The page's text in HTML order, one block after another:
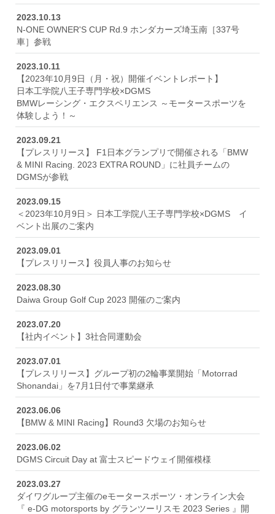
2023.10.13
N-ONE OWNER'S CUP Rd.9 ホンダカーズ埼玉南［337号
車］参戦
2023.10.11
【2023年10月9日（月・祝）開催イベントレポート】
日本工学院八王子専門学校×DGMS
BMWレーシング・エクスペリエンス ～モータースポーツを
体験しよう！～
2023.09.21
【プレスリリース】 F1日本グランプリで開催される「BMW
& MINI Racing. 2023 EXTRA ROUND」に社員チームの
DGMSが参戦
2023.09.15
＜2023年10月9日＞ 日本工学院八王子専門学校×DGMS イ
ベント出展のご案内
2023.09.01
【プレスリリース】役員人事のお知らせ
2023.08.30
Daiwa Group Golf Cup 2023 開催のご案内
2023.07.20
【社内イベント】3社合同運動会
2023.07.01
【プレスリリース】グループ初の2輪事業開始「Motorrad
Shonandai」を7月1日付で事業継承
2023.06.06
【BMW & MINI Racing】Round3 欠場のお知らせ
2023.06.02
DGMS Circuit Day at 富士スピードウェイ開催模様
2023.03.27
ダイワグループ主催のeモータースポーツ・オンライン大会
『 e-DG motorsports by グランツーリスモ 2023 Series 』開